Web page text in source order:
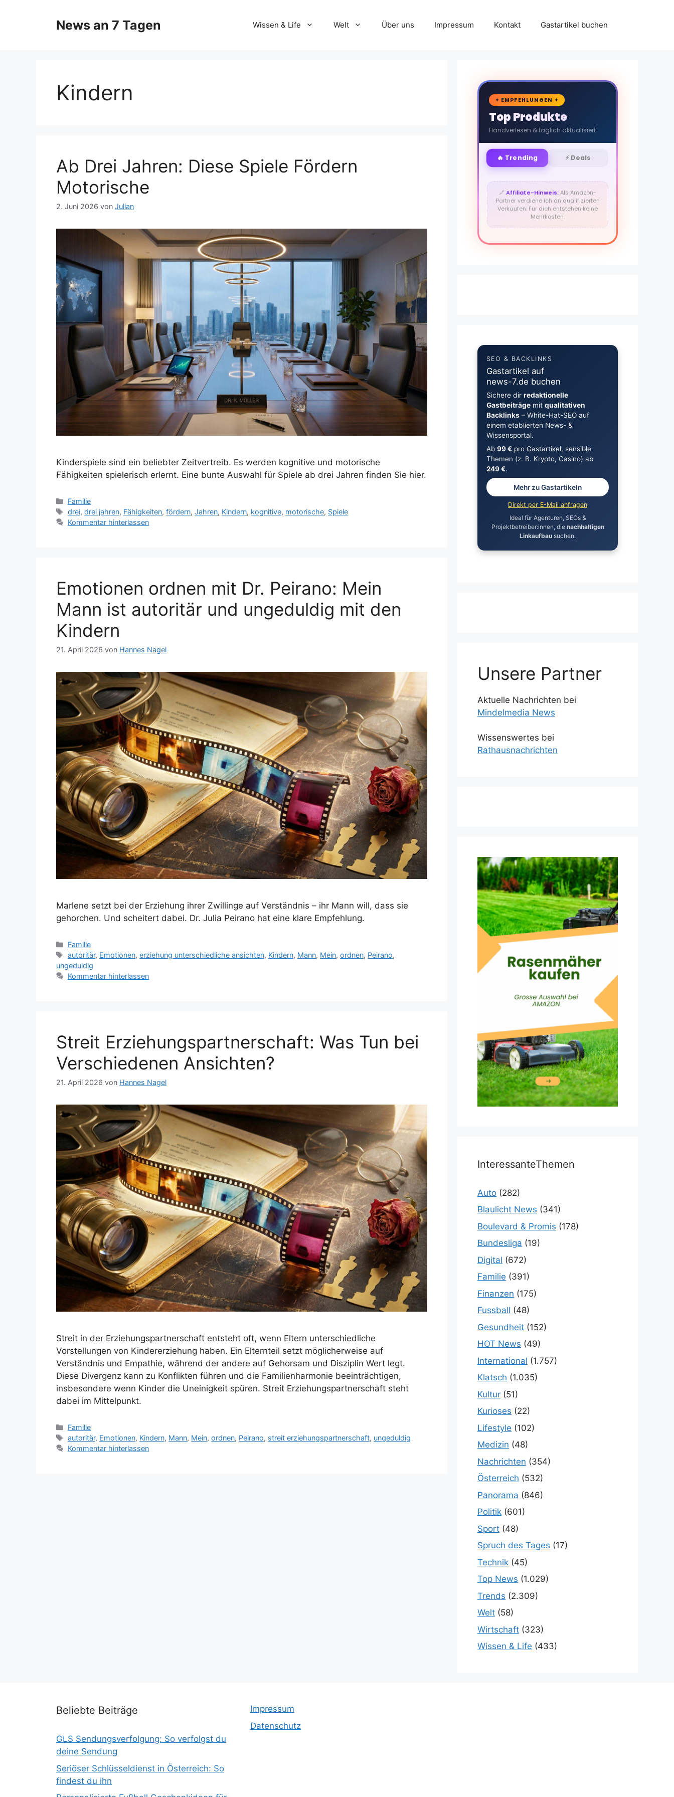
News an 7 Tagen Wissen & Life Welt Über uns Impressum Kontakt Gastartikel buchen
Kindern
Ab Drei Jahren: Diese Spiele Fördern
Motorische
2. Juni 2026 von Julian
Kinderspiele sind ein beliebter Zeitvertreib. Es werden kognitive und motorische
Fähigkeiten spielerisch erlernt. Eine bunte Auswahl für Spiele ab drei Jahren finden Sie hier.
Kategorien
Familie
Schlagwörter
drei,drei jahren, Fähigkeiten,fördern,Jahren, Kindern, kognitive, motorische, Spiele
Kommentar hinterlassen
Emotionen ordnen mit Dr. Peirano: Mein
Mann ist autoritär und ungeduldig mit den
Kindern
21. April 2026 von Hannes Nagel
Marlene setzt bei der Erziehung ihrer Zwillinge auf Verständnis – ihr Mann will, dass sie
gehorchen. Und scheitert dabei. Dr. Julia Peirano hat eine klare Empfehlung.
Kategorien
Familie
Schlagwörter
autoritär, Emotionen,erziehung unterschiedliche ansichten, Kindern, Mann, Mein,ordnen, Peirano,
ungeduldig
Kommentar hinterlassen
Streit Erziehungspartnerschaft: Was Tun bei
Verschiedenen Ansichten?
21. April 2026 von Hannes Nagel
Streit in der Erziehungspartnerschaft entsteht oft, wenn Eltern unterschiedliche
Vorstellungen von Kindererziehung haben. Ein Elternteil setzt möglicherweise auf
Verständnis und Empathie, während der andere auf Gehorsam und Disziplin Wert legt.
Diese Divergenz kann zu Konflikten führen und die Familienharmonie beeinträchtigen,
insbesondere wenn Kinder die Uneinigkeit spüren. Streit Erziehungspartnerschaft steht
dabei im Mittelpunkt.
Kategorien
Familie
Schlagwörter
autoritär, Emotionen, Kindern, Mann, Mein,ordnen, Peirano, streit erziehungspartnerschaft, ungeduldig
Kommentar hinterlassen
🛒
✦ EMPFEHLUNGEN ✦
Top Produkte
Handverlesen & täglich aktualisiert
🔥 Trending ⚡ Deals
🔗Affiliate-Hinweis:Als Amazon-
Partner verdiene ich an qualifizierten
Verkäufen. Für dich entstehen keine
Mehrkosten.
SEO & BACKLINKS
Gastartikel auf
news-7.de buchen
Sichere dir redaktionelle
Gastbeiträgemit qualitativen
Backlinks– White-Hat-SEO auf
einem etablierten News- &
Wissensportal.
Ab 99 €pro Gastartikel, sensible
Themen (z. B. Krypto, Casino) ab
249 €.
Mehr zu Gastartikeln
Direkt per E-Mail anfragen
Ideal für Agenturen, SEOs &
Projektbetreiber:innen, die nachhaltigen
Linkaufbau suchen.
Unsere Partner
Aktuelle Nachrichten bei
Mindelmedia News
Wissenswertes bei
Rathausnachrichten
InteressanteThemen
Auto (282)
Blaulicht News (341)
Boulevard & Promis (178)
Bundesliga (19)
Digital (672)
Familie (391)
Finanzen (175)
Fussball (48)
Gesundheit (152)
HOT News (49)
International (1.757)
Klatsch (1.035)
Kultur (51)
Kurioses (22)
Lifestyle (102)
Medizin (48)
Nachrichten (354)
Österreich (532)
Panorama (846)
Politik (601)
Sport (48)
Spruch des Tages (17)
Technik (45)
Top News (1.029)
Trends (2.309)
Welt (58)
Wirtschaft (323)
Wissen & Life (433)
Beliebte Beiträge
GLS Sendungsverfolgung: So verfolgst du
deine Sendung
Seriöser Schlüsseldienst in Österreich: So
findest du ihn
Impressum
Datenschutz